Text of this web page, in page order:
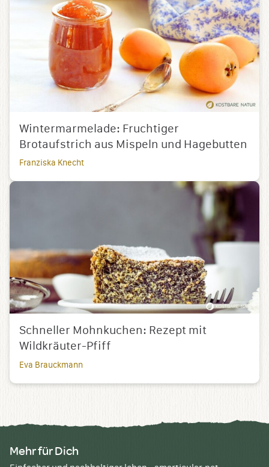
Wintermarmelade: Fruchtiger
Brotaufstrich aus Mispeln und Hagebutten
Franziska Knecht
Schneller Mohnkuchen: Rezept mit
Wildkräuter-Pfiff
Eva Brauckmann
Mehr für Dich